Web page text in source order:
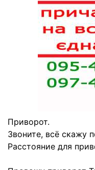
Приворот.
Звоните, всё скажу
Расстояние для